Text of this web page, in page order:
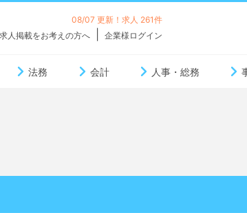
08/07 更新！求人 261件
求人掲載をお考えの方へ
企業様ログイン
法務 会計 人事・総務